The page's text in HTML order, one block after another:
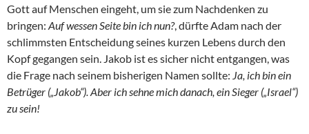
Gott auf Menschen eingeht, um sie zum Nachdenken zu
bringen: Auf wessen Seite bin ich nun?, dürfte Adam nach der
schlimmsten Entscheidung seines kurzen Lebens durch den
Kopf gegangen sein. Jakob ist es sicher nicht entgangen, was
die Frage nach seinem bisherigen Namen sollte: Ja, ich bin ein
Betrüger („Jakob“). Aber ich sehne mich danach, ein Sieger („Israel“)
zu sein!